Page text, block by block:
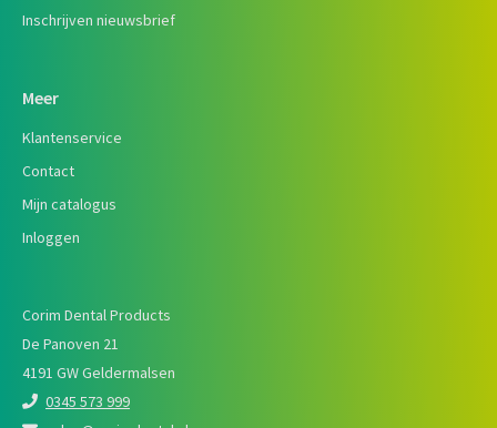
Inschrijven nieuwsbrief
Meer
Klantenservice
Contact
Mijn catalogus
Inloggen
Corim Dental Products
De Panoven 21
4191 GW Geldermalsen
0345 573 999